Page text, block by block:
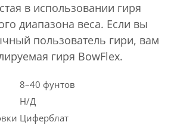
в использовании гиря
диапазона веса. Если вы
пользователь гири, вам
гиря BowFlex.
8–40 фунтов
Н/Д
Циферблат